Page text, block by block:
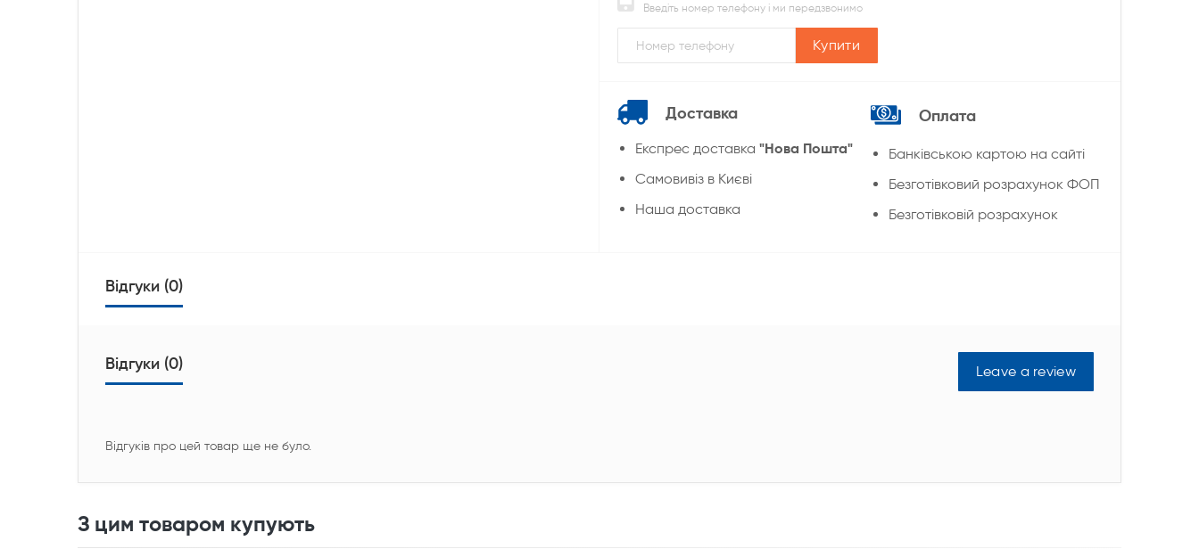
Введіть номер телефону і ми передзвонимо
Купити
Доставка
Експрес доставка "Нова Пошта"
Cамовивіз в Києві
Наша доставка
Оплата
Банківською картою на сайті
Безготівковий розрахунок ФОП
Безготівковій розрахунок
Відгуки (0)
Відгуки (0) Leave a review
Відгуків про цей товар ще не було.
З цим товаром купують